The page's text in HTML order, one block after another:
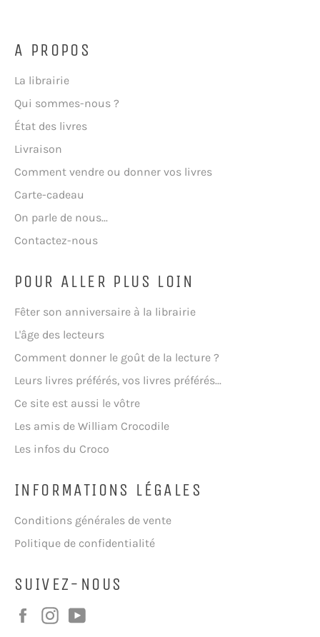
A PROPOS
La librairie
Qui sommes-nous ?
État des livres
Livraison
Comment vendre ou donner vos livres
Carte-cadeau
On parle de nous...
Contactez-nous
POUR ALLER PLUS LOIN
Fêter son anniversaire à la librairie
L'âge des lecteurs
Comment donner le goût de la lecture ?
Leurs livres préférés, vos livres préférés...
Ce site est aussi le vôtre
Les amis de William Crocodile
Les infos du Croco
INFORMATIONS LÉGALES
Conditions générales de vente
Politique de confidentialité
SUIVEZ-NOUS
FacebookInstagram